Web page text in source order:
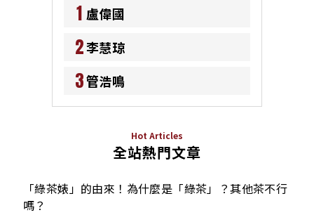
1 盧偉國
2李慧琼
3管浩鳴
Hot Articles
全站熱門文章
「綠茶婊」的由來！為什麼是「綠茶」？其他茶不行
嗎？